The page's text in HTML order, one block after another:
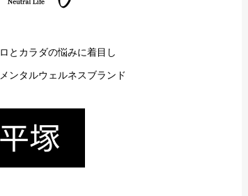
とカラダの悩みに着目し
ンタルウェルネスブランド